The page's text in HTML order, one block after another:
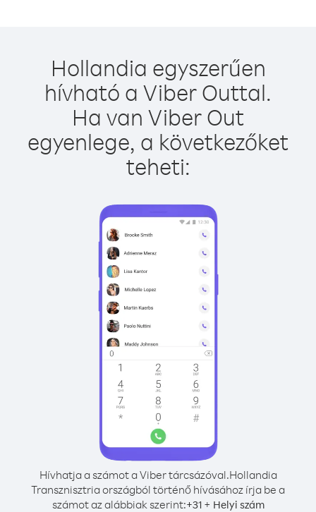
Hollandia egyszerűen
hívható a Viber Outtal.
Ha van Viber Out
egyenlege, a következőket
teheti:
Hívhatja a számot a Viber tárcsázóval.Hollandia
Transznisztria országból történő hívásához írja be a
számot az alábbiak szerint:+31+ Helyi szám